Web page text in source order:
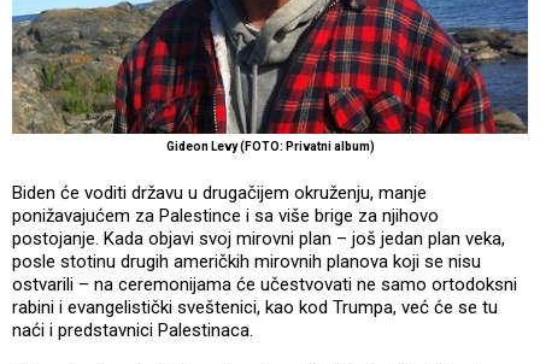
Gideon Levy (FOTO: Privatni album)
Biden će voditi državu u drugačijem okruženju, manje
ponižavajućem za Palestince i sa više brige za njihovo
postojanje. Kada objavi svoj mirovni plan – još jedan plan veka,
posle stotinu drugih američkih mirovnih planova koji se nisu
ostvarili – na ceremonijama će učestvovati ne samo ortodoksni
rabini i evangelistički sveštenici, kao kod Trumpa, već će se tu
naći i predstavnici Palestinaca.